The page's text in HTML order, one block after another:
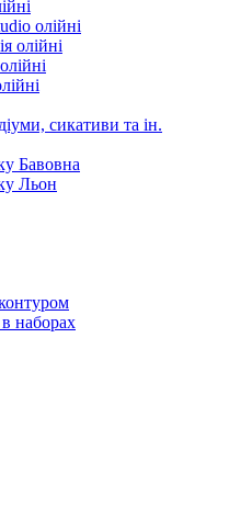
олійні
олійні
сикативи та ін.
Бавовна
Льон
наборах